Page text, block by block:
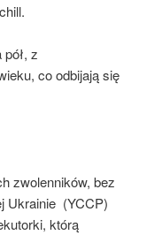
z
co odbijają się
zwolenników, bez
Ukrainie (YCCP)
którą